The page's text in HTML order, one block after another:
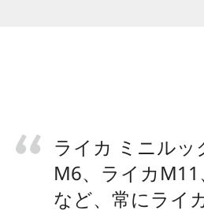
ライカ ミニルッ
M6、ライカM11
など、常にライ